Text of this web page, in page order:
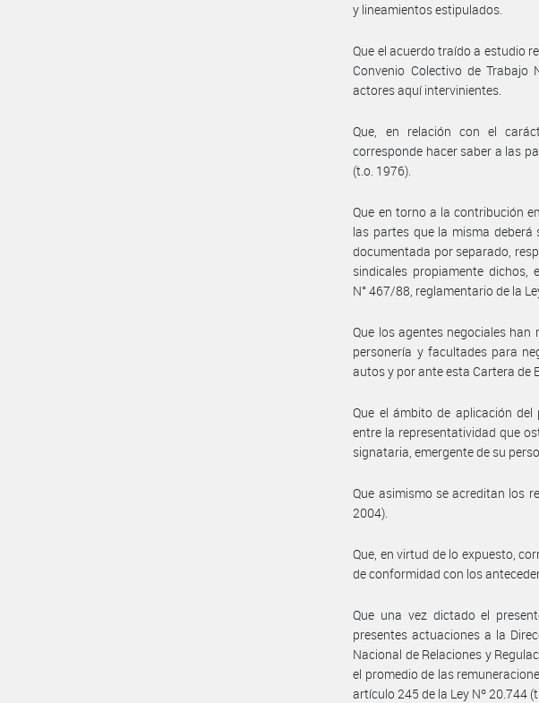
y lineamientos estipulados.
Que el acuerdo traído a estudio
Convenio Colectivo de
actores aquí intervinientes.
Que, en relación con el
corresponde hacer saber a las
(t.o. 1976).
Que en torno a la contribución
las partes que la misma deberá
documentada por separado,
sindicales propiamente
N° 467/88, reglamentario de la
Que los agentes negociales
personería y facultades para
autos y por ante esta Cartera de
Que el ámbito de aplicación
entre la representatividad que
signataria, emergente de su
Que asimismo se acreditan los
2004).
Que, en virtud de lo expuesto,
de conformidad con los
Que una vez dictado el
presentes actuaciones a la
Nacional de Relaciones y
el promedio de las
artículo 245 de la Ley Nº 20.744